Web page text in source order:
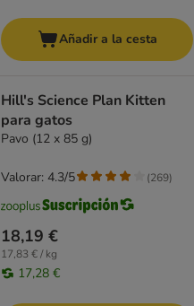
Añadir a la cesta
Hill's Science Plan Kitten
para gatos
Pavo (12 x 85 g)
18,19 €
17,83 € / kg
17,28 €
Valorar: 4.3/5 (269)